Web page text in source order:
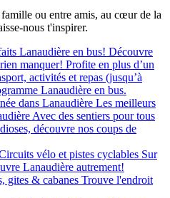
ou entre amis, au cœur de la
nous t'inspirer.
Lanaudière en bus! Découvre
manquer! Profite en plus d’un
activités et repas (jusqu’à
Lanaudière en bus.
dans Lanaudière Les meilleurs
Avec des sentiers pour tous
découvre nos coups de
vélo et pistes cyclables Sur
Lanaudière autrement!
gites & cabanes Trouve l'endroit